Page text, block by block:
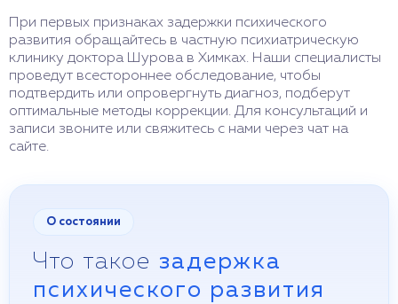
При первых признаках задержки психического
развития обращайтесь в частную психиатрическую
клинику доктора Шурова в Химках. Наши специалисты
проведут всестороннее обследование, чтобы
подтвердить или опровергнуть диагноз, подберут
оптимальные методы коррекции. Для консультаций и
записи звоните или свяжитесь с нами через чат на
сайте.
О состоянии
Что такое задержка
психического развития